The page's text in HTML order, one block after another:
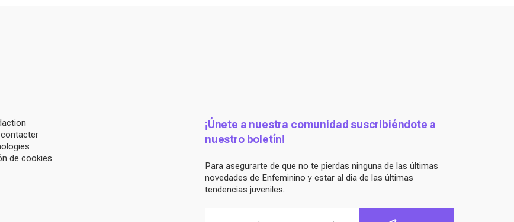
de cookies
¡Únete a nuestra comunidad suscribiéndote a
nuestro boletín!
Para asegurarte de que no te pierdas ninguna de las últimas
novedades de Enfeminino y estar al día de las últimas
tendencias juveniles.